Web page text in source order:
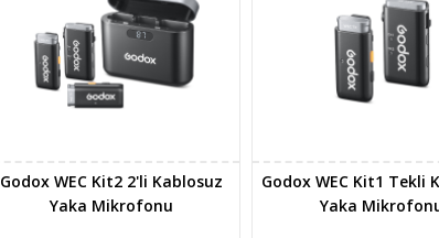
Godox WEC Kit2 2'li Kablosuz
Yaka Mikrofonu
Godox WEC Kit1 Tekli
Yaka